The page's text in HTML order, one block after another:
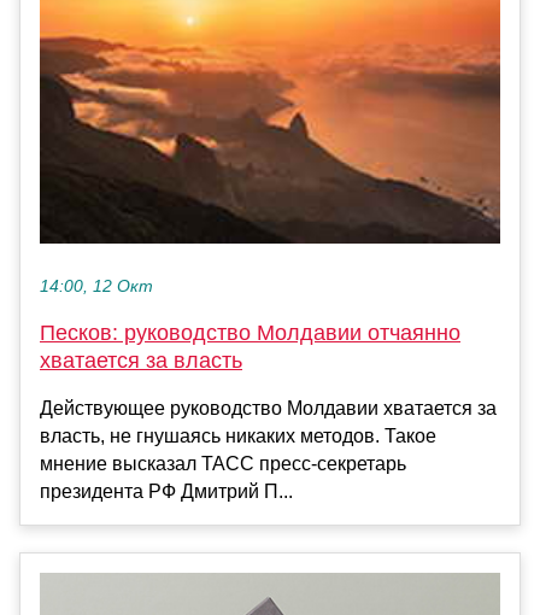
14:00, 12 Окт
Песков: руководство Молдавии отчаянно
хватается за власть
Действующее руководство Молдавии хватается за
власть, не гнушаясь никаких методов. Такое
мнение высказал ТАСС пресс-секретарь
президента РФ Дмитрий П...